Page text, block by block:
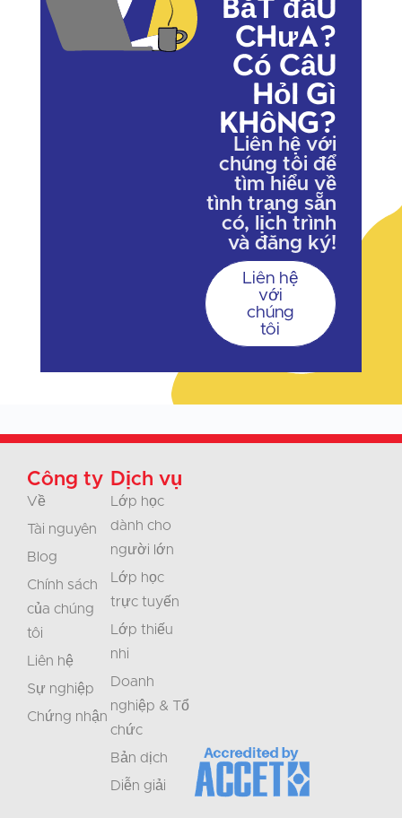
chưa?
Có câu
hỏi gì
không?
Liên hệ với
chúng tôi để
tìm hiểu về
tình trạng sẵn
có, lịch trình
và đăng ký!
Liên hệ
với
chúng
tôi
Công ty
Về
Tài nguyên
Blog
Chính sách
của chúng
tôi
Liên hệ
Sự nghiệp
Chứng nhận
Dịch vụ
Lớp học
dành cho
người lớn
Lớp học
trực tuyến
Lớp thiếu
nhi
Doanh
nghiệp & Tổ
chức
Bản dịch
Diễn giải